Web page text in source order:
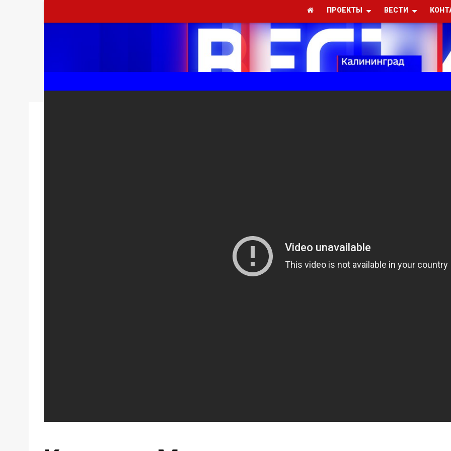
ПРОЕКТЫ ВЕСТИ